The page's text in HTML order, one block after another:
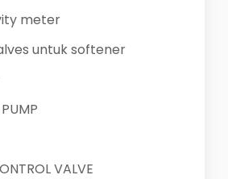
meter
untuk softener
VALVE